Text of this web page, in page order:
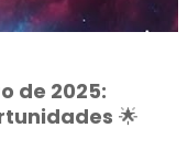
de 2025:
🌟